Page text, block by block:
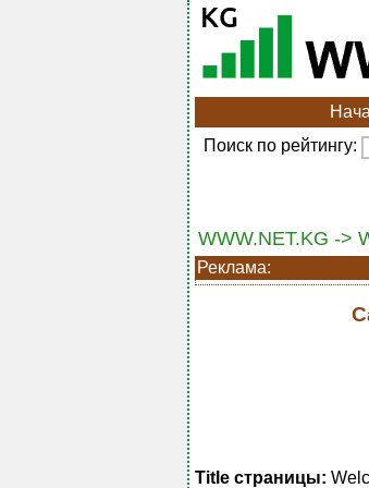
Поиск по рейтингу:
WWW.NET.KG ->
Реклама:
Title страницы: